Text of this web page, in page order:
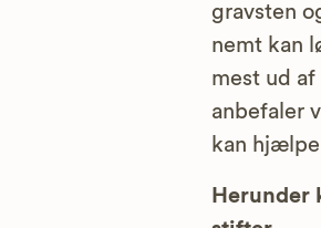
gravsten
nemt kan
mest ud
anbefaler
kan
Herunder